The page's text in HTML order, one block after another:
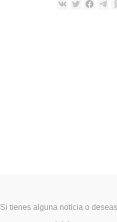
tienes alguna noticia o